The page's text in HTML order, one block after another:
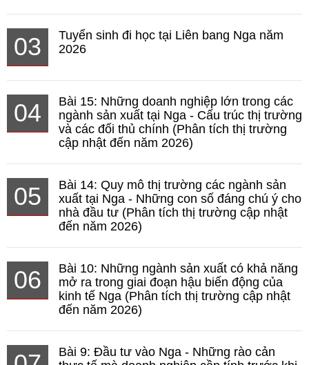
03
Tuyển sinh đi học tại Liên bang Nga năm
2026
04
Bài 15: Những doanh nghiệp lớn trong các
ngành sản xuất tại Nga - Cấu trúc thị trường
và các đối thủ chính (Phân tích thị trường
cập nhật đến năm 2026)
05
Bài 14: Quy mô thị trường các ngành sản
xuất tại Nga - Những con số đáng chú ý cho
nhà đầu tư (Phân tích thị trường cập nhật
đến năm 2026)
06
Bài 10: Những ngành sản xuất có khả năng
mở ra trong giai đoạn hậu biến động của
kinh tế Nga (Phân tích thị trường cập nhật
đến năm 2026)
Bài 9: Đầu tư vào Nga - Những rào cản